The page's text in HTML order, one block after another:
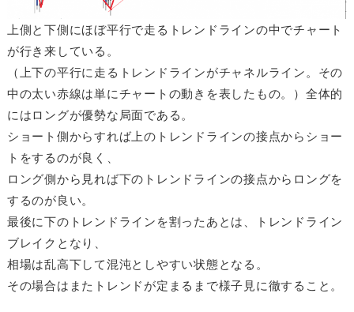
上側と下側にほぼ平行で走るトレンドラインの中でチャート
が行き来している。
（上下の平行に走るトレンドラインがチャネルライン。その
中の太い赤線は単にチャートの動きを表したもの。）全体的
にはロングが優勢な局面である。
ショート側からすれば上のトレンドラインの接点からショー
トをするのが良く、
ロング側から見れば下のトレンドラインの接点からロングを
するのが良い。
最後に下のトレンドラインを割ったあとは、トレンドライン
ブレイクとなり、
相場は乱高下して混沌としやすい状態となる。
その場合はまたトレンドが定まるまで様子見に徹すること。